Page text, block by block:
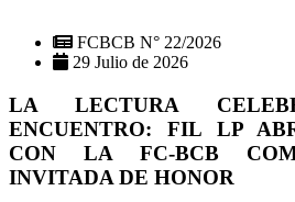
FCBCB N° 22/2026
29 Julio de 2026
LA LECTURA
ENCUENTRO: FIL LP
CON LA FC-BCB
INVITADA DE HONOR